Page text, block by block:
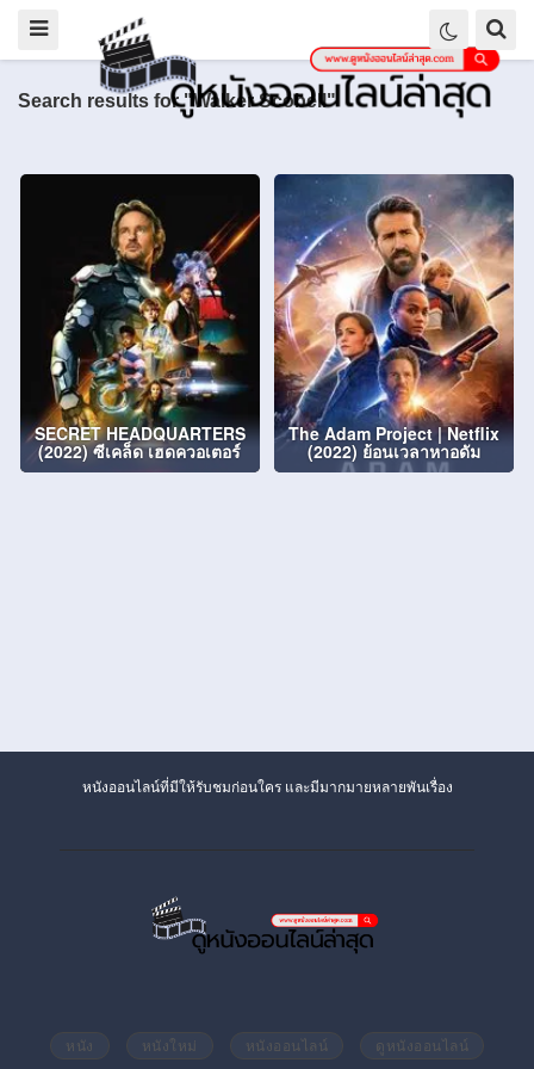
Search results for "Walker Scobell"
SECRET HEADQUARTERS
(2022) ซีเคล็ด เฮดควอเตอร์
The Adam Project | Netflix
(2022) ย้อนเวลาหาอดัม
หนังออนไลน์ที่มีให้รับชมก่อนใคร และมีมากมายหลายพันเรื่อง
หนัง หนังใหม่ หนังออนไลน์ ดูหนังออนไลน์